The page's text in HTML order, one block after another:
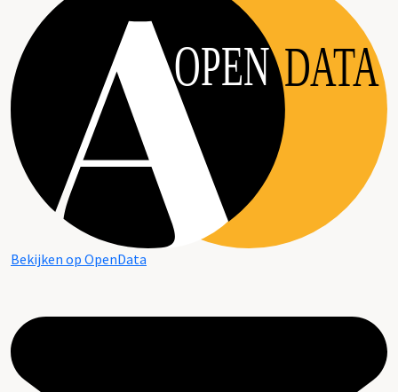
OPEN DATA
Bekijken op OpenData